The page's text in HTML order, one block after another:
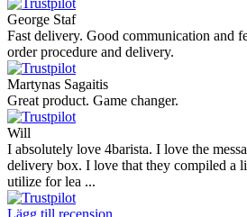
George Staf
Fast delivery. Good communication and
order procedure and delivery.
Martynas Sagaitis
Great product. Game changer.
Will
I absolutely love 4barista. I love the
delivery box. I love that they compiled a
utilize for lea ...